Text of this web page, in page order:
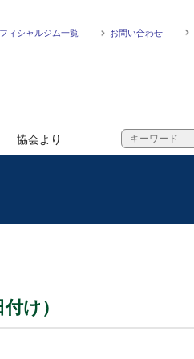
ィシャルジム一覧 お問い合わせ
協会より
け）